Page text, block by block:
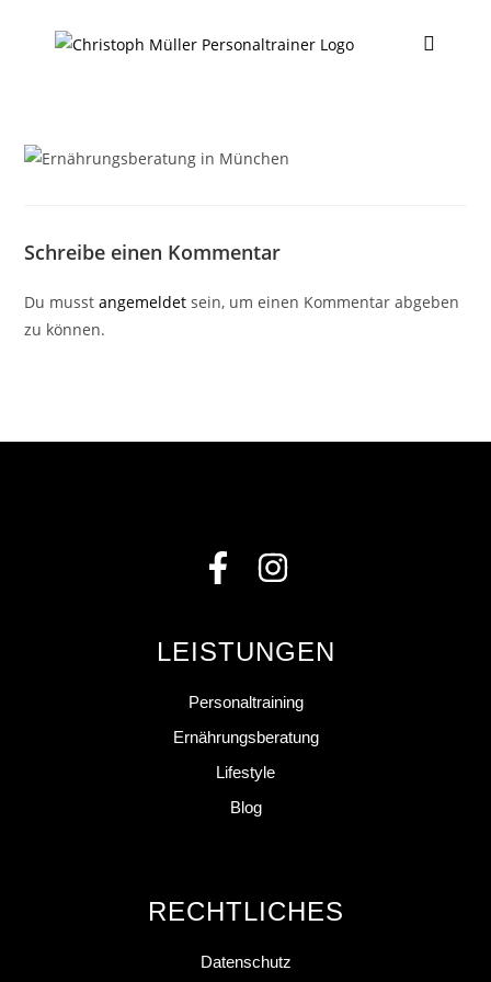
Schreibe einen Kommentar
Du musstangemeldet sein, um einen Kommentar abgeben
zu können.
LEISTUNGEN
Personaltraining
Ernährungsberatung
Lifestyle
Blog
RECHTLICHES
Datenschutz